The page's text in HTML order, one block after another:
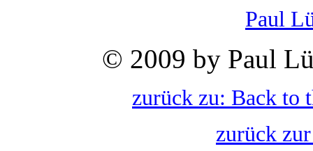
Paul
© 2009 by Paul
zurück zu: Back to
zurück